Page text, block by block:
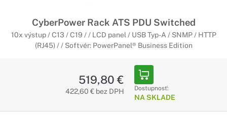
CyberPower Rack ATS PDU Switched
10x výstup / C13 / C19 / / LCD panel / USB Typ-A / SNMP / HTTP
(RJ45) / / Softvér: PowerPanel® Business Edition
519,80 €
422,60 € bez DPH Dostupnosť:
NA SKLADE